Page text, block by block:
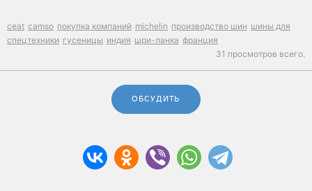
ceat camso покупка компаний michelin производство шин шины для
спецтехники гусеницы индия шри-ланка франция
31 просмотров всего.
ОБСУДИТЬ